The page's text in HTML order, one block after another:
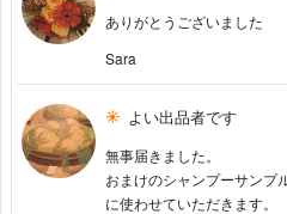
ありがとうございました
Sara
よい出品者です
無事届きました。
おまけのシャンプーサンプ
に使わせていただきます。